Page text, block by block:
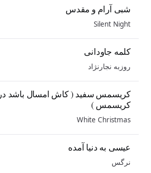
شبی آرام و مقدس
Silent Night
کلمه جاودانی
روزبه نجارنژاد
کریسمس سفید ( کاش امسال باشد در
کریسمس )
White Christmas
عیسی به دنیا آمده
نرگس